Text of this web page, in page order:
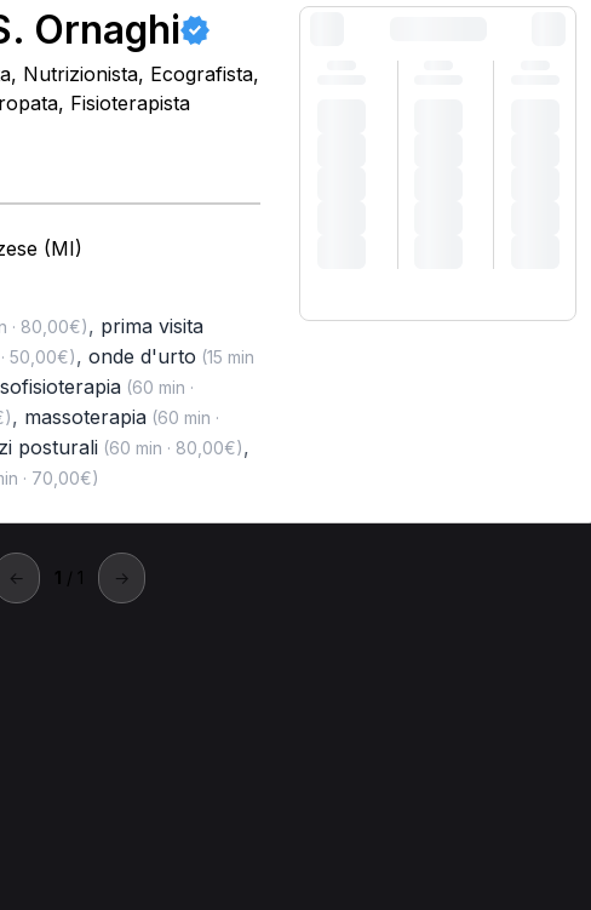
Ornaghi
Nutrizionista, Ecografista,
Fisioterapista
(MI)
· 80,00€), prima visita
50,00€), onde d'urto (15 min
(60 min ·
, massoterapia(60 min ·
posturali(60 min · 80,00€),
· 70,00€)
← 1 / 1 →